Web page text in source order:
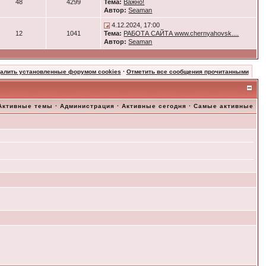
48 4299 Тема: Важно!
Автор: Seaman
12 1041
4.12.2024, 17:00
Тема: РАБОТА САЙТА www.chernyahovsk....
Автор: Seaman
установленные форумом cookies · Отметить все сообщения прочитанными
темы ·Администрация ·Активные сегодня ·Самые активные